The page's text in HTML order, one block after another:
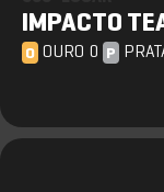
IMPACTO
O OURO 0 P